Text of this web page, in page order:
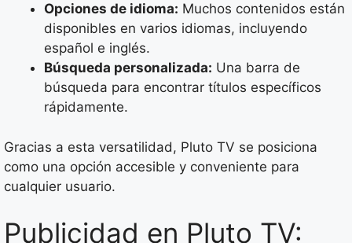
Opciones de idioma: Muchos contenidos están
disponibles en varios idiomas, incluyendo
español e inglés.
Búsqueda personalizada: Una barra de
búsqueda para encontrar títulos específicos
rápidamente.
Gracias a esta versatilidad, Pluto TV se posiciona
como una opción accesible y conveniente para
cualquier usuario.
Publicidad en Pluto TV: